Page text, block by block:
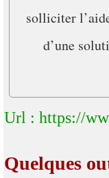
solliciter
d’une
Url : https://
Quelques